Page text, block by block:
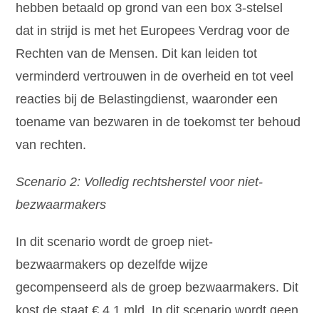
hebben betaald op grond van een box 3-stelsel
dat in strijd is met het Europees Verdrag voor de
Rechten van de Mensen. Dit kan leiden tot
verminderd vertrouwen in de overheid en tot veel
reacties bij de Belastingdienst, waaronder een
toename van bezwaren in de toekomst ter behoud
van rechten.
Scenario 2: Volledig rechtsherstel voor niet-
bezwaarmakers
In dit scenario wordt de groep niet-
bezwaarmakers op dezelfde wijze
gecompenseerd als de groep bezwaarmakers. Dit